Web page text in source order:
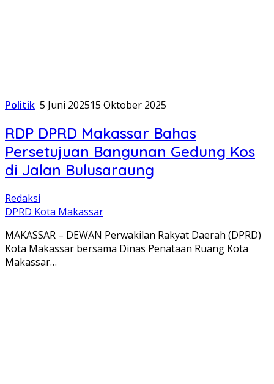
Politik 5 Juni 202515 Oktober 2025
RDP DPRD Makassar Bahas
Persetujuan Bangunan Gedung Kos
di Jalan Bulusaraung
Redaksi
DPRD Kota Makassar
MAKASSAR – DEWAN Perwakilan Rakyat Daerah (DPRD)
Kota Makassar bersama Dinas Penataan Ruang Kota
Makassar…